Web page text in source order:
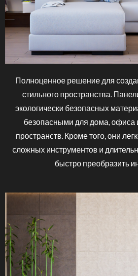
Полноценное решение для
стильного пространства.
экологически безопасных
безопасными для дома,офиса
пространств. Крометого,они
сложных инструментов и
быстро преобразить